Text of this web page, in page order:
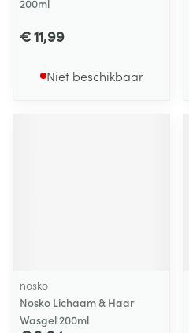
200ml
€ 11,99
Niet beschikbaar
nosko
Nosko Lichaam & Haar
Wasgel 200ml